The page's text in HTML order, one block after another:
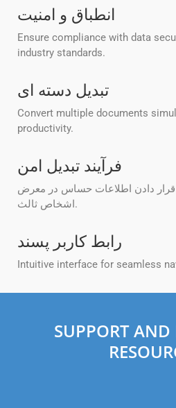
انطباق و امنیت
Ensure compliance with data
industry standards.
تبدیل دسته ای
Convert multiple documents
productivity.
فرآیند تبدیل امن
قرار دادن اطلاعات حساس در معرض
اشخاص ثالث.
رابط کاربر پسند
Intuitive interface for seamless
SUPPORT